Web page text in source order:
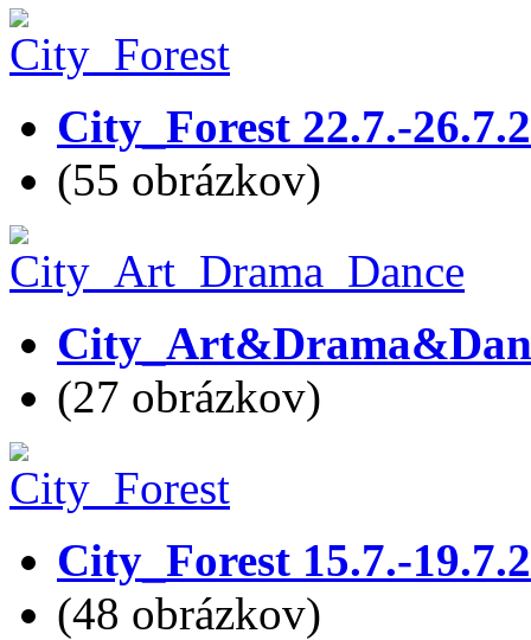
City_Forest 22.7.-
(55 obrázkov)
(27 obrázkov)
City_Forest 15.7.-
(48 obrázkov)